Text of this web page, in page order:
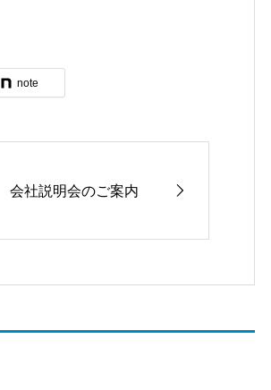
note
社説明会のご案内